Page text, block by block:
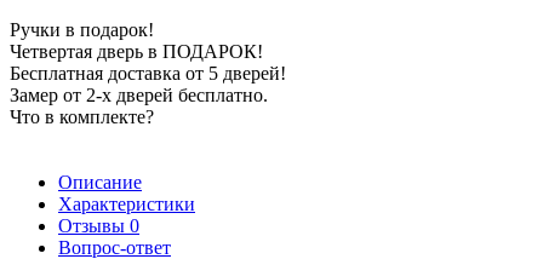
Ручки в подарок!
Четвертая дверь в ПОДАРОК!
Бесплатная доставка от 5 дверей!
Замер от 2-х дверей бесплатно.
Что в комплекте?
Описание
Характеристики
Отзывы 0
Вопрос-ответ